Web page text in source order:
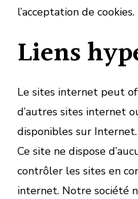
l’acceptation de cookies.
Liens
Le sites internet peut
d’autres sites internet
disponibles sur Internet.
Ce site ne dispose
contrôler les sites en
internet. Notre société